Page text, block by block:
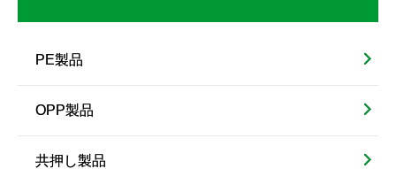
PE製品
OPP製品
共押し製品